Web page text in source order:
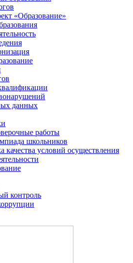
«Образование»
данных
работы
школьников
качества условий осуществления
контроль